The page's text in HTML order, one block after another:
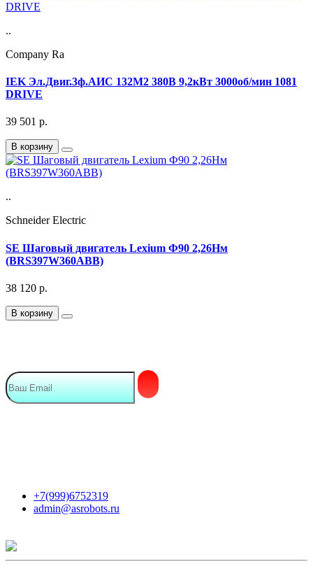
..
Company Ra
IEK Эл.Двиг.3ф.АИС 132M2 380В 9,2кВт 3000об/мин 1081
DRIVE
39 501 р.
В корзину
..
Schneider Electric
SE Шаговый двигатель Lexium Ф90 2,26Нм
(BRS397W360ABB)
38 120 р.
В корзину
+7(999)6752319
admin@asrobots.ru